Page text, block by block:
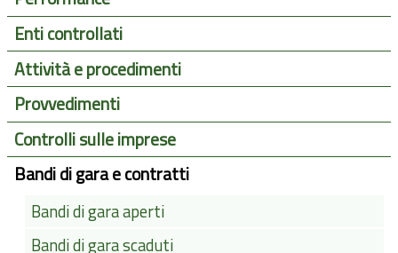
Enti controllati
Attività e procedimenti
Provvedimenti
Controlli sulle imprese
Bandi di gara e contratti
Bandi di gara aperti
Bandi di gara scaduti